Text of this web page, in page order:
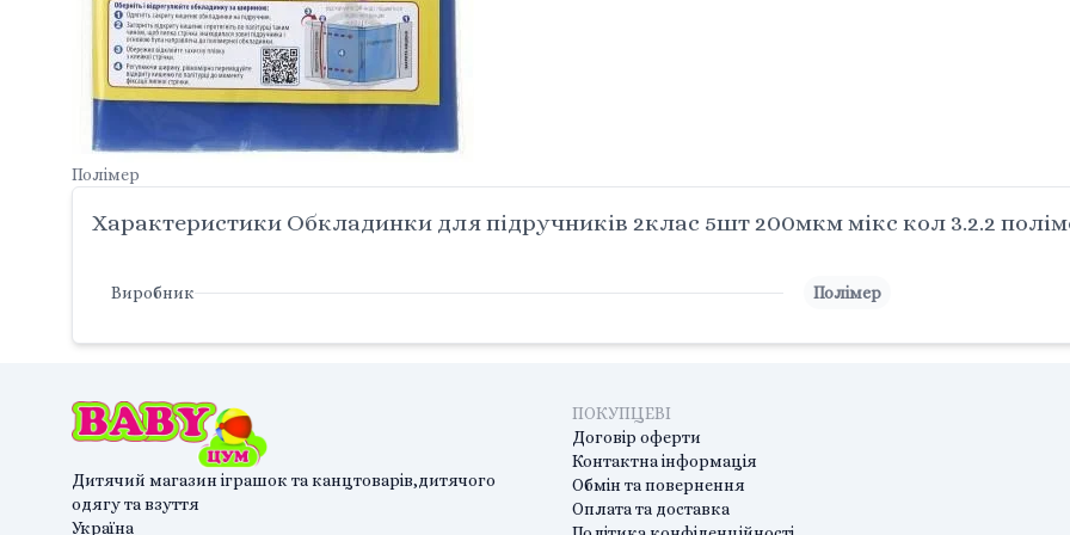
Полімер
Характеристики Обкладинки для підручників 2клас 5шт 200мкм мікс кол 3.2.2
Виробник Полімер
Дитячий магазин іграшок та канцтоварів,дитячого
одягу та взуття
Україна
ПОКУПЦЕВІ
Договір оферти
Контактна інформація
Обмін та повернення
Оплата та доставка